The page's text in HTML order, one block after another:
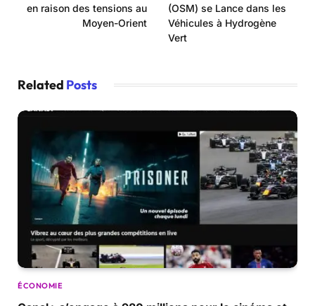
en raison des tensions au
Moyen-Orient
(OSM) se Lance dans les
Véhicules à Hydrogène
Vert
Related Posts
ÉCONOMIE